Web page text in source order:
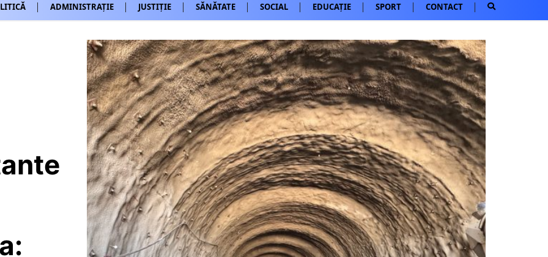
ADMINISTRAȚIE JUSTIȚIE SĂNĂTATE SOCIAL EDUCAȚIE SPORT CONTACT